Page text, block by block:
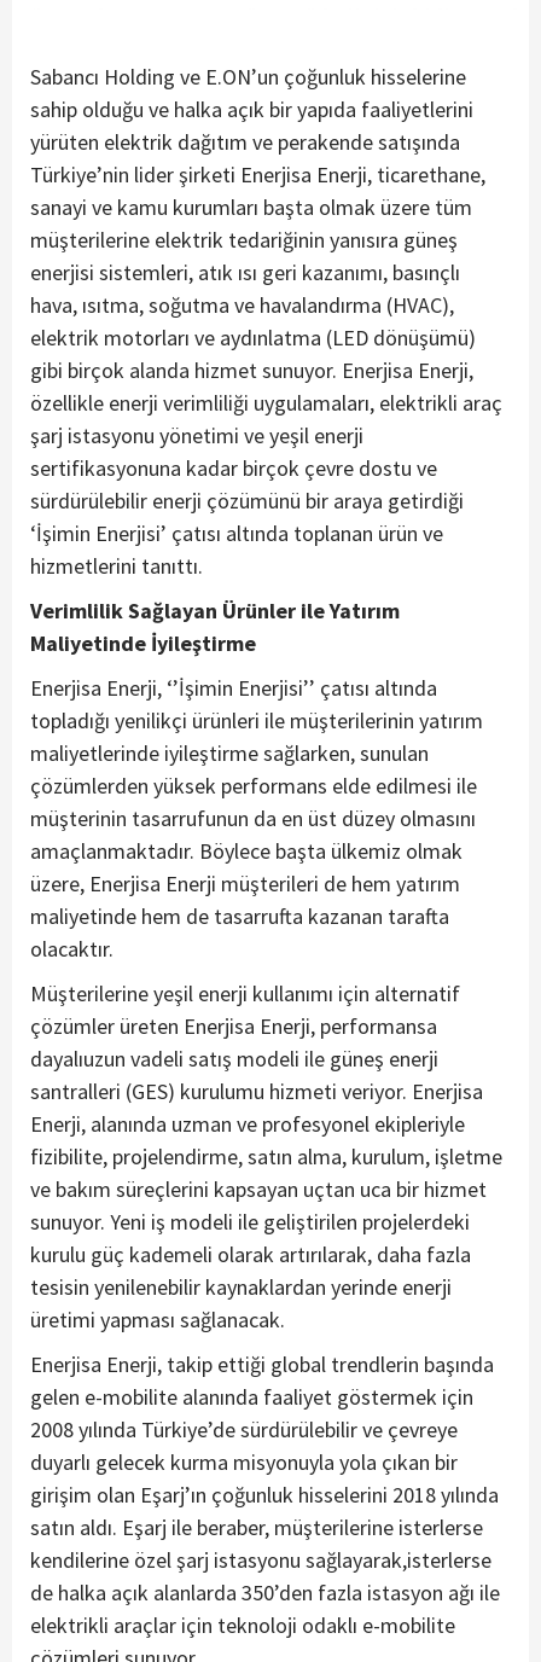
Sabancı Holding ve E.ON’un çoğunluk hisselerine
sahip olduğu ve halka açık bir yapıda faaliyetlerini
yürüten elektrik dağıtım ve perakende satışında
Türkiye’nin lider şirketi Enerjisa Enerji, ticarethane,
sanayi ve kamu kurumları başta olmak üzere tüm
müşterilerine elektrik tedariğinin yanısıra güneş
enerjisi sistemleri, atık ısı geri kazanımı, basınçlı
hava, ısıtma, soğutma ve havalandırma (HVAC),
elektrik motorları ve aydınlatma (LED dönüşümü)
gibi birçok alanda hizmet sunuyor. Enerjisa Enerji,
özellikle enerji verimliliği uygulamaları, elektrikli araç
şarj istasyonu yönetimi ve yeşil enerji
sertifikasyonuna kadar birçok çevre dostu ve
sürdürülebilir enerji çözümünü bir araya getirdiği
‘İşimin Enerjisi’ çatısı altında toplanan ürün ve
hizmetlerini tanıttı.
Verimlilik Sağlayan Ürünler ile Yatırım
Maliyetinde İyileştirme
Enerjisa Enerji, ‘’İşimin Enerjisi’’ çatısı altında
topladığı yenilikçi ürünleri ile müşterilerinin yatırım
maliyetlerinde iyileştirme sağlarken, sunulan
çözümlerden yüksek performans elde edilmesi ile
müşterinin tasarrufunun da en üst düzey olmasını
amaçlanmaktadır. Böylece başta ülkemiz olmak
üzere, Enerjisa Enerji müşterileri de hem yatırım
maliyetinde hem de tasarrufta kazanan tarafta
olacaktır.
Müşterilerine yeşil enerji kullanımı için alternatif
çözümler üreten Enerjisa Enerji, performansa
dayalıuzun vadeli satış modeli ile güneş enerji
santralleri (GES) kurulumu hizmeti veriyor. Enerjisa
Enerji, alanında uzman ve profesyonel ekipleriyle
fizibilite, projelendirme, satın alma, kurulum, işletme
ve bakım süreçlerini kapsayan uçtan uca bir hizmet
sunuyor. Yeni iş modeli ile geliştirilen projelerdeki
kurulu güç kademeli olarak artırılarak, daha fazla
tesisin yenilenebilir kaynaklardan yerinde enerji
üretimi yapması sağlanacak.
Enerjisa Enerji, takip ettiği global trendlerin başında
gelen e-mobilite alanında faaliyet göstermek için
2008 yılında Türkiye’de sürdürülebilir ve çevreye
duyarlı gelecek kurma misyonuyla yola çıkan bir
girişim olan Eşarj’ın çoğunluk hisselerini 2018 yılında
satın aldı. Eşarj ile beraber, müşterilerine isterlerse
kendilerine özel şarj istasyonu sağlayarak,isterlerse
de halka açık alanlarda 350’den fazla istasyon ağı ile
elektrikli araçlar için teknoloji odaklı e-mobilite